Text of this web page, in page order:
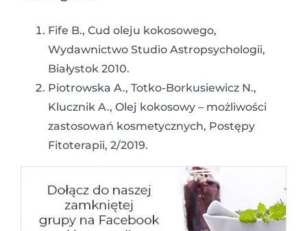
Fife B., Cud oleju kokosowego,
Wydawnictwo Studio Astropsychologii,
Białystok 2010.
Piotrowska A., Totko-Borkusiewicz N.,
Klucznik A., Olej kokosowy – możliwości
zastosowań kosmetycznych, Postępy
Fitoterapii, 2/2019.